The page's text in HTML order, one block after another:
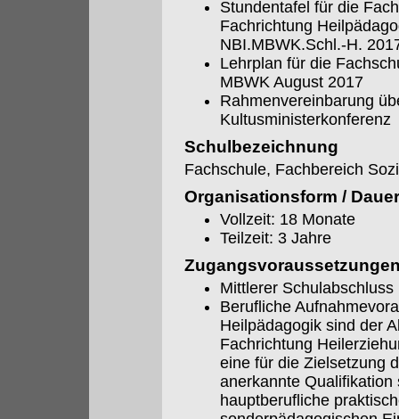
Stundentafel für die
Fachrichtung
NBI.MBWK.Schl.-H.
Lehrplan für die
MBWK August 2017
Rahmenvereinbarung
Kultusministerkonferenz
Schulbezeichnung
Fachschule, Fachbereich
Organisationsform / Dauer
Vollzeit: 18 Monate
Teilzeit: 3 Jahre
Mittlerer
Berufliche
Heilpädagogik sind der
Fachrichtung
eine für die Zielsetzung
anerkannte
hauptberufliche